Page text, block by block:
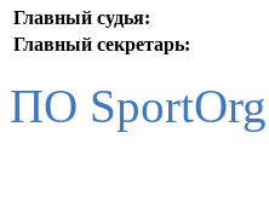
Главный судья:
Главный секретарь:
ПО